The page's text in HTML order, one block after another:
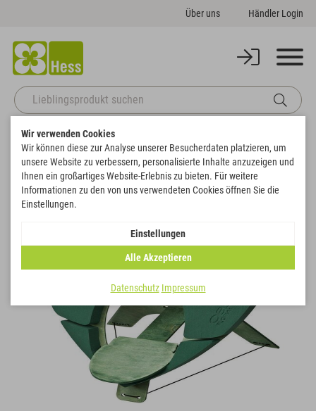
Über uns Händler Login
Startseite Themenwelten
OASIS® BIOLINE® Kleines Urnenherz mit Stellfläche
Zurück zur Artikelübersicht
Wir verwenden Cookies
Wir können diese zur Analyse unserer Besucherdaten platzieren, um
unsere Website zu verbessern, personalisierte Inhalte anzuzeigen und
Ihnen ein großartiges Website-Erlebnis zu bieten. Für weitere
Informationen zu den von uns verwendeten Cookies öffnen Sie die
Einstellungen.
Einstellungen
Alle Akzeptieren
Datenschutz Impressum